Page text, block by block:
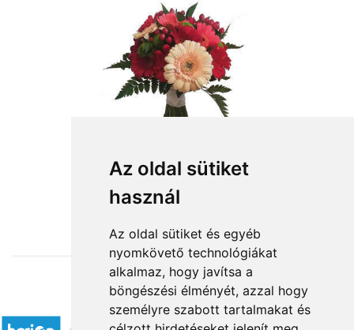
Az oldal sütiket
használ
Az oldal sütiket és egyéb
nyomkövető technológiákat
alkalmaz, hogy javítsa a
böngészési élményét, azzal hogy
személyre szabott tartalmakat és
from HUF19,400
Accepted payment methods